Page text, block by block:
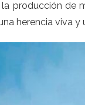
producción de
herencia viva